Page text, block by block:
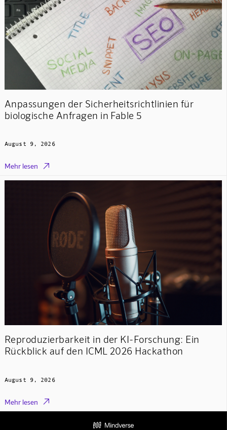
Anpassungen der Sicherheitsrichtlinien für
biologische Anfragen in Fable 5
August 9, 2026
Mehr lesen 
Reproduzierbarkeit in der KI-Forschung: Ein
Rückblick auf den ICML 2026 Hackathon
August 9, 2026
Mehr lesen 